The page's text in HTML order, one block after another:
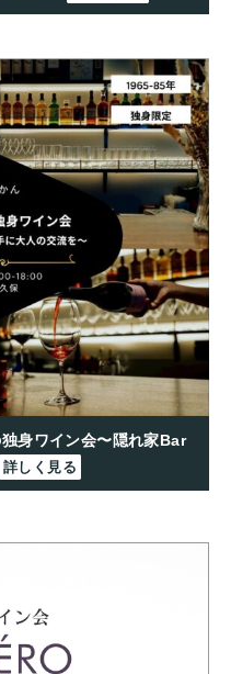
身ワイン会〜隠れ家Bar
詳しく見る